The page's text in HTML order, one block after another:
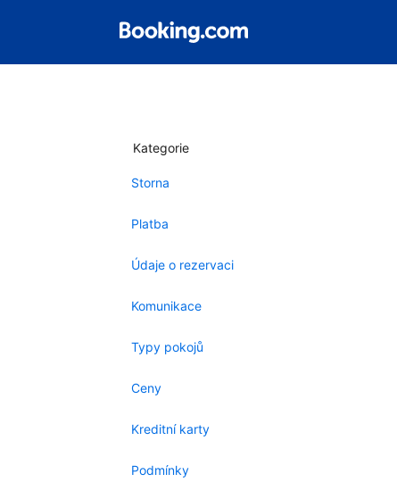
Kategorie
Storna
Platba
Údaje o rezervaci
Komunikace
Typy pokojů
Ceny
Kreditní karty
Podmínky